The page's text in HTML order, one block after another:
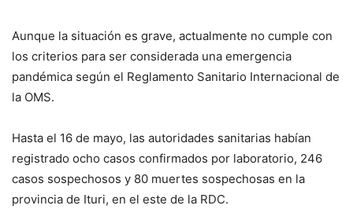
Aunque la situación es grave, actualmente no cumple con
los criterios para ser considerada una emergencia
pandémica según el Reglamento Sanitario Internacional de
la OMS.
Hasta el 16 de mayo, las autoridades sanitarias habían
registrado ocho casos confirmados por laboratorio, 246
casos sospechosos y 80 muertes sospechosas en la
provincia de Ituri, en el este de la RDC.